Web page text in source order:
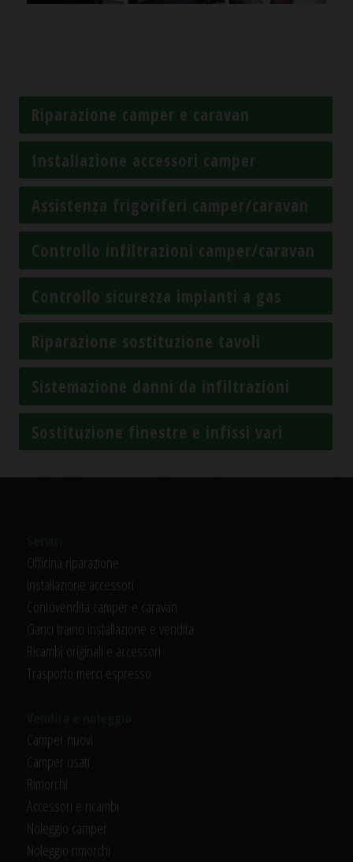
Riparazione camper e caravan
Installazione accessori camper
Assistenza frigoriferi camper/caravan
Controllo infiltrazioni camper/caravan
Controllo sicurezza impianti a gas
Riparazione sostituzione tavoli
Sistemazione danni da infiltrazioni
Sostituzione finestre e infissi vari
Officina riparazione
Installazione accessori
Contovendita camper e caravan
Ganci traino installazione e vendita
Ricambi originali e accessori
Trasporto merci espresso
Camper nuovi
Camper usati
Rimorchi
Accessori e ricambi
Noleggio camper
Noleggio rimorchi